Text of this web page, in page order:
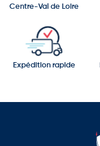
Centre-Val de Loire
Expédition rapide